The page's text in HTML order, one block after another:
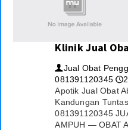
Klinik Jual
👤Jual Obat
081391120345 🕔
Apotik Jual Obat
Kandungan
081391120345
AMPUH — OBAT